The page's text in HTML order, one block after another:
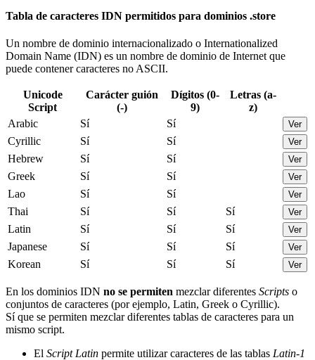
Tabla de caracteres IDN permitidos para dominios .store
Un nombre de dominio internacionalizado o Internationalized
Domain Name (IDN) es un nombre de dominio de Internet que
puede contener caracteres no ASCII.
Unicode
Script
Carácter guión
(-)
Dígitos (0-
9)
Letras (a-
z)
Arabic
Sí Sí Ver
Cyrillic Sí Sí Ver
Hebrew Sí Sí Ver
Greek Sí Sí Ver
Lao Sí Sí Ver
Thai Sí Sí Sí Ver
Latin Sí Sí Sí Ver
Japanese Sí Sí Sí Ver
Korean Sí Sí Sí Ver
En los dominios IDN no se permiten mezclar diferentes Scripts o
conjuntos de caracteres (por ejemplo, Latin, Greek o Cyrillic).
Sí que se permiten mezclar diferentes tablas de caracteres para un
mismo script.
El Script Latin permite utilizar caracteres de las tablas Latin-1